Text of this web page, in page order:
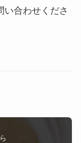
い合わせくださ